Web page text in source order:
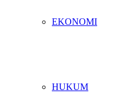
EKONOMI
HUKUM